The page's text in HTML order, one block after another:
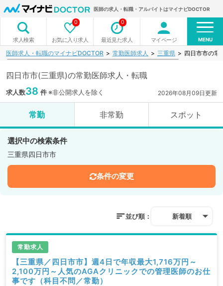
医師の求人・転職・アルバイトはマイナビDOCTOR
求人検索 お気に入り求人
0
最近見た求人
0
マイページ MENU
医師求人・転職のマイナビDOCTOR 常勤医師求人 三重県 四日市市の常
四日市市(三重県)の常勤医師求人・転職
求人数38 件※非公開求人を除く 2026年08月09日更新
常勤 非常勤 スポット
選択中の検索条件
三重県四日市市
条件の変更
並び順： 新着順
常勤求人
【三重県／四日市市】週4日で年収最大1,716万円～
2,100万円～人気のAGAクリニックでの管理医師のお仕
事です（科目不問／常勤）